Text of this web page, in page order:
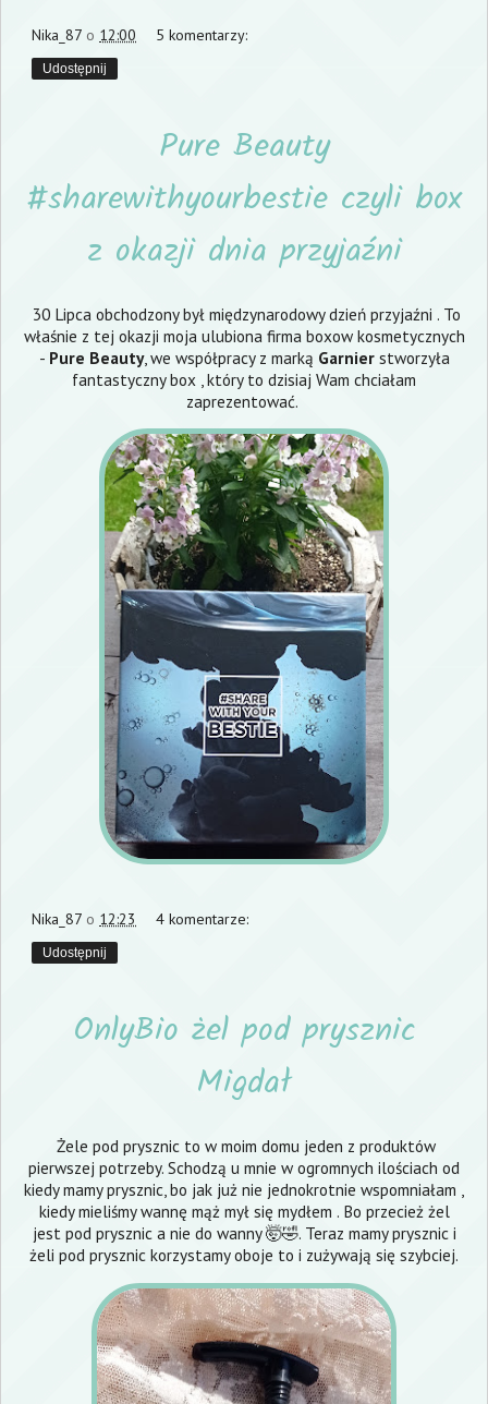
Nika_87 o 12:00 5 komentarzy:
Udostępnij
Pure Beauty
#sharewithyourbestie czyli box
z okazji dnia przyjaźni
30 Lipca obchodzony był międzynarodowy dzień przyjaźni . To
właśnie z tej okazji moja ulubiona firma boxow kosmetycznych
- Pure Beauty, we współpracy z marką Garnierstworzyła
fantastyczny box , który to dzisiaj Wam chciałam
zaprezentować.
Nika_87 o 12:23 4 komentarze:
Udostępnij
OnlyBio żel pod prysznic
Migdał
Żele pod prysznic to w moim domu jeden z produktów
pierwszej potrzeby. Schodzą u mnie w ogromnych ilościach od
kiedy mamy prysznic, bo jak już nie jednokrotnie wspomniałam ,
kiedy mieliśmy wannę mąż mył się mydłem . Bo przecież żel
jest pod prysznic a nie do wanny 🤯🤣. Teraz mamy prysznic i
żeli pod prysznic korzystamy oboje to i zużywają się szybciej.